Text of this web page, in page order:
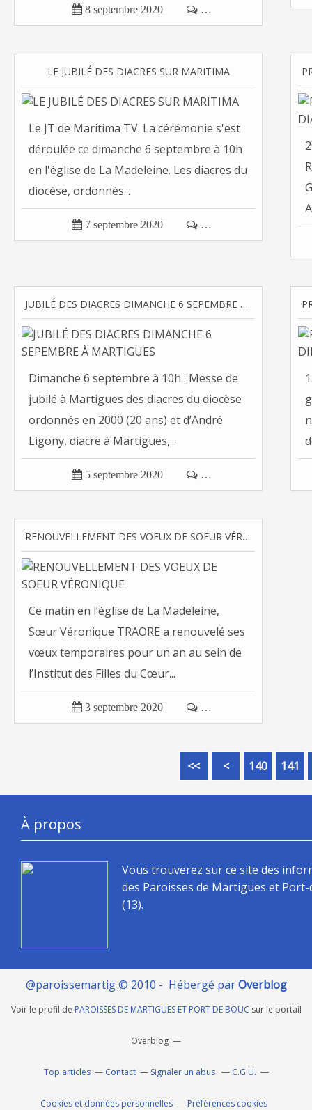
 8 septembre 2020  …
LE JUBILÉ DES DIACRES SUR MARITIMA
Le JT de Maritima TV. La cérémonie s'est
déroulée ce dimanche 6 septembre à 10h
en l'église de La Madeleine. Les diacres du
diocèse, ordonnés...
 7 septembre 2020  …
JUBILÉ DES DIACRES DIMANCHE 6 SEPEMBRE À MARTIGUES
Dimanche 6 septembre à 10h : Messe de
jubilé à Martigues des diacres du diocèse
ordonnés en 2000 (20 ans) et d’André
Ligony, diacre à Martigues,...
 5 septembre 2020  …
RENOUVELLEMENT DES VOEUX DE SOEUR VÉRONIQUE
Ce matin en l’église de La Madeleine,
Sœur Véronique TRAORE a renouvelé ses
vœux temporaires pour un an au sein de
l’Institut des Filles du Cœur...
 3 septembre 2020  …
<< < 100
110
120
130
140 141
À propos
Vous trouverez sur ce site des
des Paroisses de Martigues et
(13).
@paroissemartig © 2010 - Hébergé parOverblog
Voir le profil de PAROISSES DE MARTIGUES ET PORT DE BOUC sur le portail
Overblog
Top articles Contact Signaler un abus C.G.U.
Cookies et données personnelles Préférences cookies